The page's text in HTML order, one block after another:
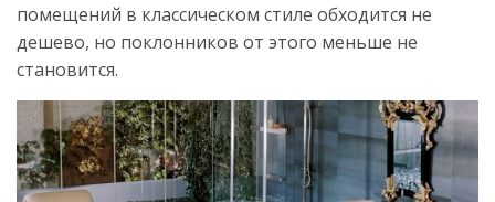
помещений в классическом стиле обходится не
дешево, но поклонников от этого меньше не
становится.